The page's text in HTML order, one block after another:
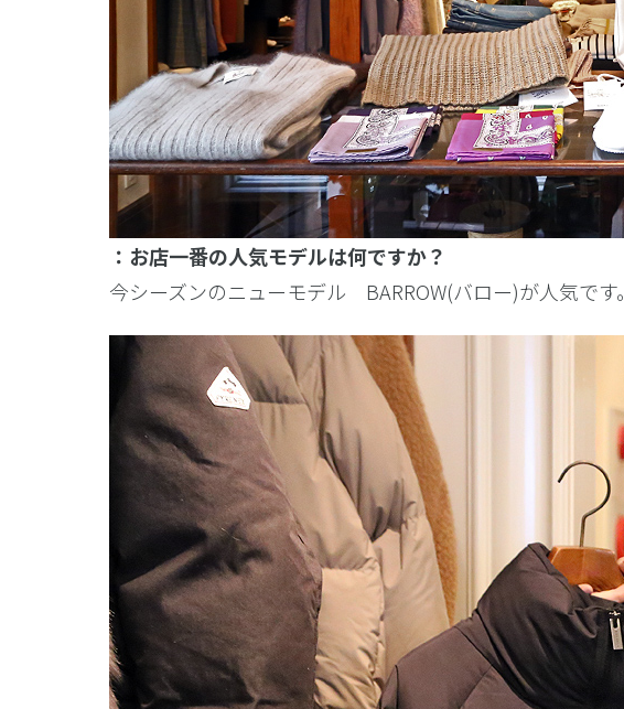
：お店一番の人気モデルは何ですか？
今シーズンのニューモデル BARROW(バロー)が人気です。